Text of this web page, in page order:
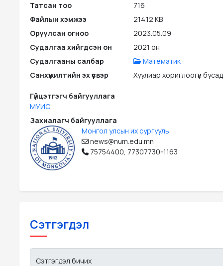
Татсан тоо
716
Файлын хэмжээ
214.12 KB
Оруулсан огноо
2023.05.09
Судалгаа хийгдсэн он
2021 он
Судалгааны салбар
Математик
Санхүүжилтийн эх үүсвэр
Хуулиар хориглоогүй бусад
Гүйцэтгэгч байгууллага
МУИС
Захиалагч байгууллага
Монгол улсын их сургууль
news@num.edu.mn
75754400, 77307730-1163
Сэтгэгдэл
Сэтгэгдэл бичих